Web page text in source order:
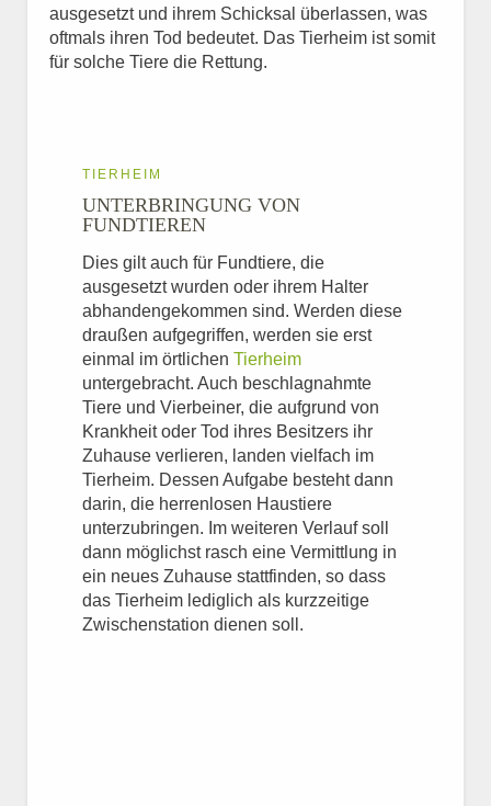
ausgesetzt und ihrem Schicksal überlassen, was
oftmals ihren Tod bedeutet. Das Tierheim ist somit
für solche Tiere die Rettung.
TIERHEIM
UNTERBRINGUNG VON
FUNDTIEREN
Dies gilt auch für Fundtiere, die
ausgesetzt wurden oder ihrem Halter
abhandengekommen sind. Werden diese
draußen aufgegriffen, werden sie erst
einmal im örtlichen Tierheim
untergebracht. Auch beschlagnahmte
Tiere und Vierbeiner, die aufgrund von
Krankheit oder Tod ihres Besitzers ihr
Zuhause verlieren, landen vielfach im
Tierheim. Dessen Aufgabe besteht dann
darin, die herrenlosen Haustiere
unterzubringen. Im weiteren Verlauf soll
dann möglichst rasch eine Vermittlung in
ein neues Zuhause stattfinden, so dass
das Tierheim lediglich als kurzzeitige
Zwischenstation dienen soll.